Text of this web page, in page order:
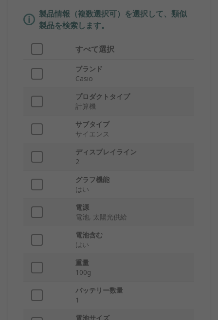
製品情報（複数選択可）を選択して、類似
製品を検索します。
すべて選択
ブランド
Casio
プロダクトタイプ
計算機
サブタイプ
サイエンス
ディスプレイライン
2
グラフ機能
はい
電源
電池, 太陽光供給
電池含む
はい
重量
100g
バッテリー数量
1
電池サイズ